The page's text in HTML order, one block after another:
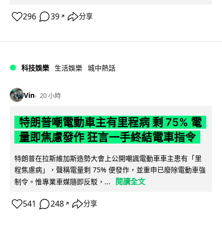
296 39 ↗ 分享
科技娛樂 生活娛樂 城中熱話
Vin 20 小時
特朗普嘲電動車主有里程病 剩 75% 電
量即焦慮發作 狂言一手終結電車指令
特朗普在拉斯維加斯造勢大會上公開嘲諷電動車車主患有「里
程焦慮病」，聲稱電量剩 75% 便發作，並重申已廢除電動車強
制令。惟專業車媒隨即反駁，...
閱讀全文
541 248 ↗ 分享